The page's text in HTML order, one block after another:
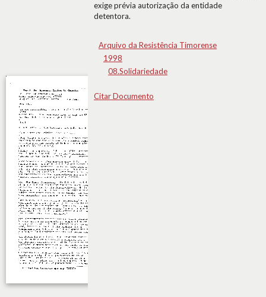
exige prévia autorização da entidade
detentora.
Arquivo da Resistência Timorense
1998
08.Solidariedade
Citar Documento